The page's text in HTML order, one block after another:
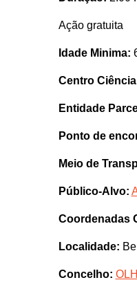
Ação gratuita
Idade Minima:
Centro
Entidade
Ponto de
Meio de
Público-Alvo:
Coordenadas
Localidade:
Concelho: